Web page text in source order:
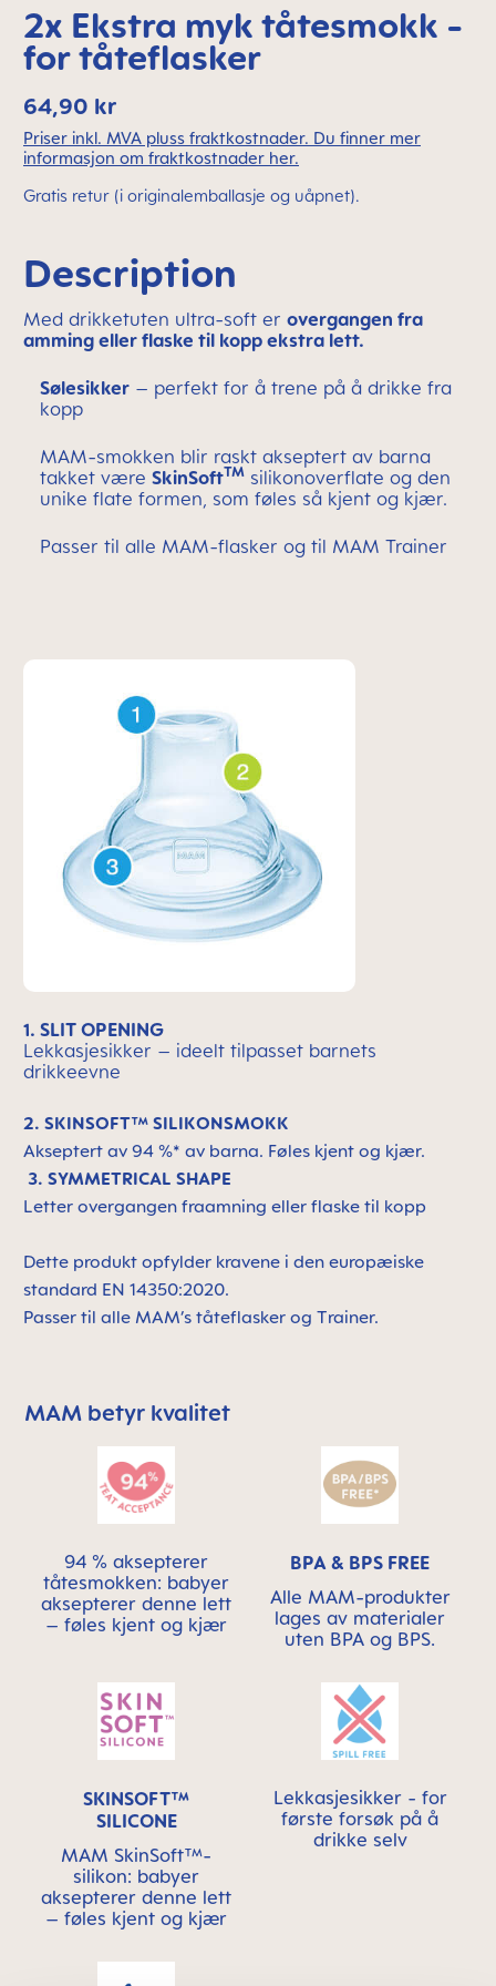
2x Ekstra myk tåtesmokk -
for tåteflasker
64,90 kr
Priser inkl. MVA pluss fraktkostnader. Du finner mer
informasjon om fraktkostnader her.
Gratis retur (i originalemballasje og uåpnet).
Description
Med drikketuten ultra-soft er overgangen fra
amming eller flaske til kopp ekstra lett.
Sølesikker – perfekt for å trene på å drikke fra
kopp
MAM-smokken blir raskt akseptert av barna
takket være SkinSoftTM silikonoverflate og den
unike flate formen, som føles så kjent og kjær.
Passer til alle MAM-flasker og til MAM Trainer
1. SLIT OPENING
Lekkasjesikker – ideelt tilpasset barnets
drikkeevne
2. SKINSOFT™ SILIKONSMOKK
Akseptert av 94 %* av barna. Føles kjent og kjær.
3. SYMMETRICAL SHAPE
Letter overgangen fraamning eller flaske til kopp
Dette produkt opfylder kravene i den europæiske
standard EN 14350:2020.
Passer til alle MAM’s tåteflasker og Trainer.
Skip MAM Means Quality Icon Bar
MAM betyr kvalitet
94 % aksepterer
tåtesmokken: babyer
aksepterer denne lett
– føles kjent og kjær
BPA & BPS FREE
Alle MAM-produkter
lages av materialer
uten BPA og BPS.
SKINSOFT™
SILICONE
MAM SkinSoft™-
silikon: babyer
aksepterer denne lett
– føles kjent og kjær
Lekkasjesikker - for
første forsøk på å
drikke selv